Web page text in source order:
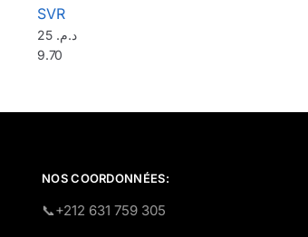
SVR
د.م. 25
9.70
NOS COORDONNÉES:
​📞+212 631 759 305